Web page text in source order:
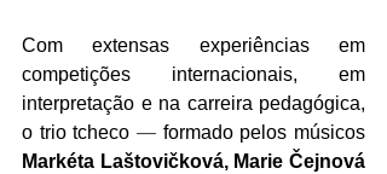
Com extensas experiências em
competições internacionais, em
interpretação e na carreira pedagógica,
o trio tcheco —
Markéta Laštovičková, Marie Čejnová